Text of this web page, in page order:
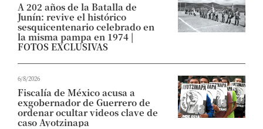
A 202 años de la Batalla de
Junín: revive el histórico
sesquicentenario celebrado en
la misma pampa en 1974 |
FOTOS EXCLUSIVAS
6/8/2026
Fiscalía de México acusa a
exgobernador de Guerrero de
ordenar ocultar videos clave de
caso Ayotzinapa